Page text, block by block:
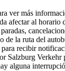
ver más
afectar al horario
de la ruta del
recibir
Salzburg Verkehr
alguna